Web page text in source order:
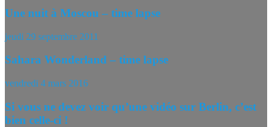
Une nuit à Moscou – time lapse
jeudi 29 septembre 2011
Sahara Wonderland – time lapse
vendredi 4 mars 2016
Si vous ne devez voir qu’une vidéo sur Berlin, c’est
bien celle-ci !